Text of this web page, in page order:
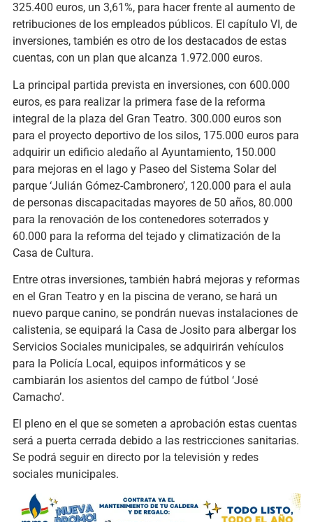
325.400 euros, un 3,61%, para hacer frente al aumento de
retribuciones de los empleados públicos. El capítulo VI, de
inversiones, también es otro de los destacados de estas
cuentas, con un plan que alcanza 1.972.000 euros.
La principal partida prevista en inversiones, con 600.000
euros, es para realizar la primera fase de la reforma
integral de la plaza del Gran Teatro. 300.000 euros son
para el proyecto deportivo de los silos, 175.000 euros para
adquirir un edificio aledaño al Ayuntamiento, 150.000
para mejoras en el lago y Paseo del Sistema Solar del
parque ‘Julián Gómez-Cambronero’, 120.000 para el aula
de personas discapacitadas mayores de 50 años, 80.000
para la renovación de los contenedores soterrados y
60.000 para la reforma del tejado y climatización de la
Casa de Cultura.
Entre otras inversiones, también habrá mejoras y reformas
en el Gran Teatro y en la piscina de verano, se hará un
nuevo parque canino, se pondrán nuevas instalaciones de
calistenia, se equipará la Casa de Josito para albergar los
Servicios Sociales municipales, se adquirirán vehículos
para la Policía Local, equipos informáticos y se
cambiarán los asientos del campo de fútbol ‘José
Camacho’.
El pleno en el que se someten a aprobación estas cuentas
será a puerta cerrada debido a las restricciones sanitarias.
Se podrá seguir en directo por la televisión y redes
sociales municipales.